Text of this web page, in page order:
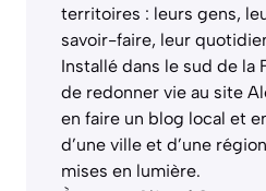
territoires : leurs gens,
savoir-faire, leur
Installé dans le sud de la
de redonner vie au site
en faire un blog local et
d’une ville et d’une
mises en lumière.